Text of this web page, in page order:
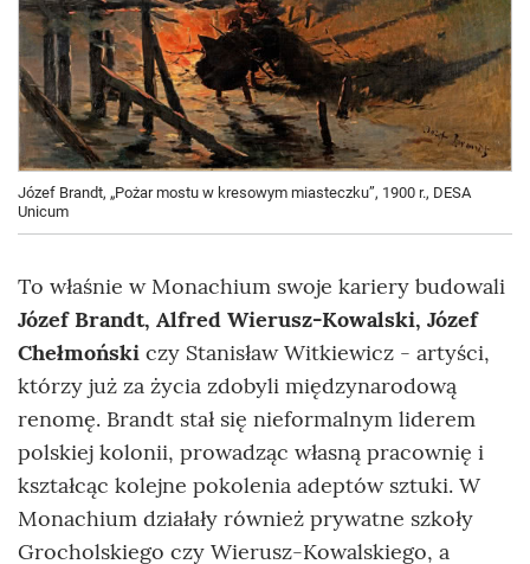
Józef Brandt, „Pożar mostu w kresowym miasteczku”, 1900 r., DESA
Unicum
To właśnie w Monachium swoje kariery budowali
Józef Brandt, Alfred Wierusz-Kowalski, Józef
Chełmoński czy Stanisław Witkiewicz - artyści,
którzy już za życia zdobyli międzynarodową
renomę. Brandt stał się nieformalnym liderem
polskiej kolonii, prowadząc własną pracownię i
kształcąc kolejne pokolenia adeptów sztuki. W
Monachium działały również prywatne szkoły
Grocholskiego czy Wierusz-Kowalskiego, a